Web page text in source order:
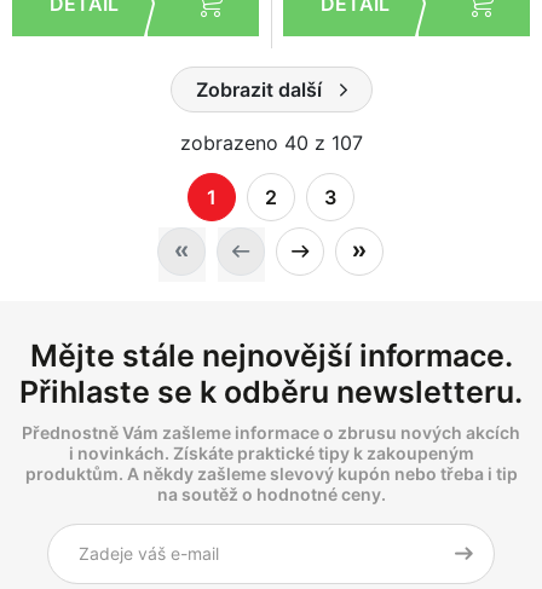
Zobrazit další
zobrazeno 40 z 107
1 2 3
Mějte stále nejnovější informace.
Přihlaste se k odběru newsletteru.
Přednostně Vám zašleme informace o zbrusu nových akcích
i novinkách. Získáte praktické tipy k zakoupeným
produktům. A někdy zašleme slevový kupón nebo třeba i tip
na soutěž o hodnotné ceny.